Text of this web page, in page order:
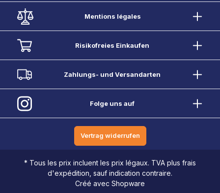
Mentions légales
Risikofreies Einkaufen
Zahlungs- und Versandarten
Folge uns auf
Vertrag widerrufen
* Tous les prix incluent les prix légaux. TVA plus frais
d'expédition, sauf indication contraire.
Créé avec Shopware